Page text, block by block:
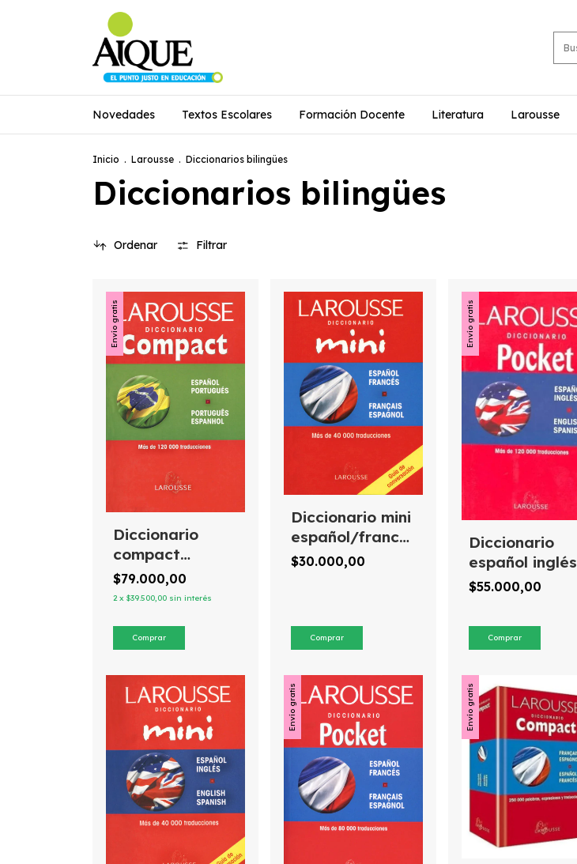
Novedades Textos Escolares Formación Docente Literatura Larousse
Inicio . Larousse . Diccionarios bilingües
Diccionarios bilingües
Ordenar Filtrar
Envío gratis
Diccionario
compact
español/portugués
português/espanhol,
Larousse
$79.000,00
2 x $39.500,00 sin interés
Diccionario mini
español/francés
français/espagnol,
$30.000,00
Envío gratis
Diccionario
español inglés
pocket
edición
$55.000,00
Envío gratis Envío gratis